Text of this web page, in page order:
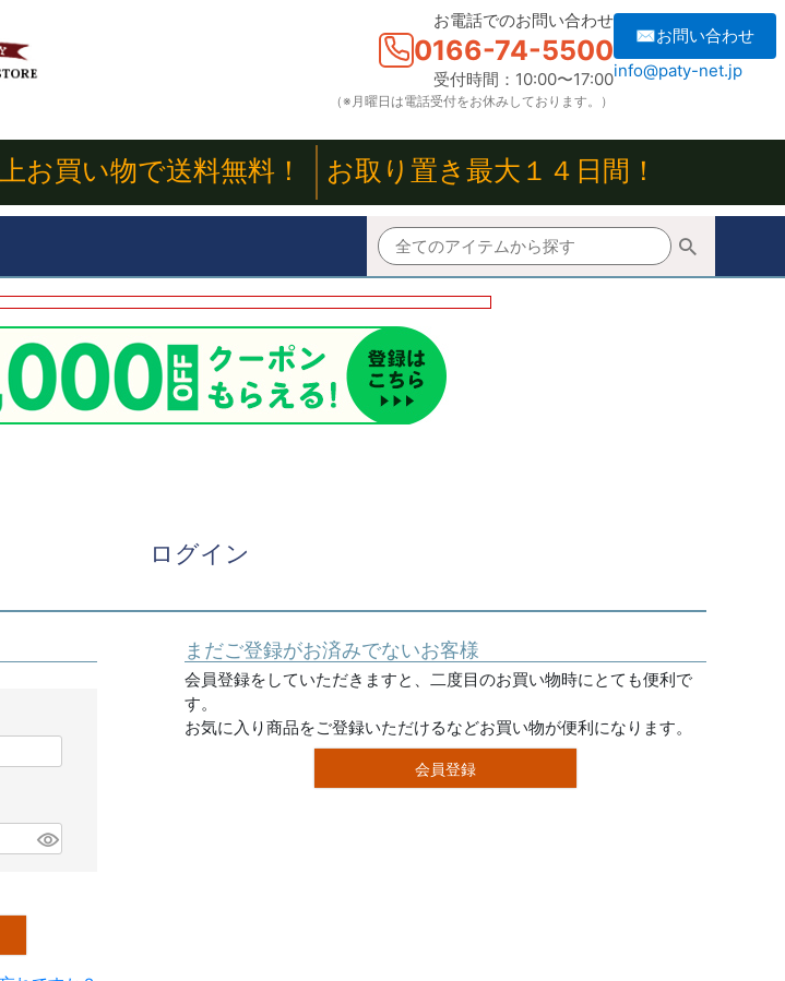
お電話でのお問い合わせ
0166-74-5500
受付時間：10:00〜17:00
（※月曜日は電話受付をお休みしております。）
✉お問い合わせ
info@paty-net.jp
お買い物で送料無料！ お取り置き最大１４日間！
ログイン
まだご登録がお済みでないお客様
会員登録をしていただきますと、二度目のお買い物時にとても便利で
す。
お気に入り商品をご登録いただけるなどお買い物が便利になります。
会員登録